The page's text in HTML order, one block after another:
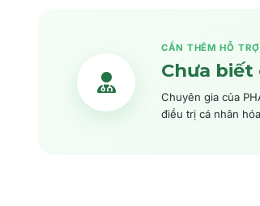
CẦN THÊM HỖ
Chưa biết
Chuyên gia của
điều trị cá nhân